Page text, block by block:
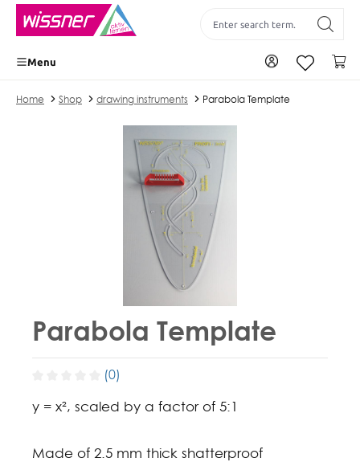
content
To your account
Menu
Home Shop drawing instruments Parabola Template
Parabola Template
(0)
y = x², scaled by a factor of 5:1
Made of 2.5 mm thick shatterproof